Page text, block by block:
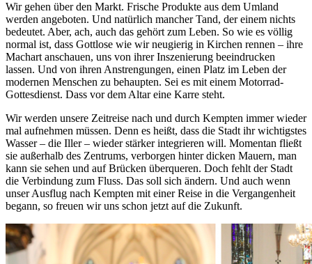
Wir gehen über den Markt. Frische Produkte aus dem Umland
werden angeboten. Und natürlich mancher Tand, der einem nichts
bedeutet. Aber, ach, auch das gehört zum Leben. So wie es völlig
normal ist, dass Gottlose wie wir neugierig in Kirchen rennen – ihre
Machart anschauen, uns von ihrer Inszenierung beeindrucken
lassen. Und von ihren Anstrengungen, einen Platz im Leben der
modernen Menschen zu behaupten. Sei es mit einem Motorrad-
Gottesdienst. Dass vor dem Altar eine Karre steht.
Wir werden unsere Zeitreise nach und durch Kempten immer wieder
mal aufnehmen müssen. Denn es heißt, dass die Stadt ihr wichtigstes
Wasser – die Iller – wieder stärker integrieren will. Momentan fließt
sie außerhalb des Zentrums, verborgen hinter dicken Mauern, man
kann sie sehen und auf Brücken überqueren. Doch fehlt der Stadt
die Verbindung zum Fluss. Das soll sich ändern. Und auch wenn
unser Ausflug nach Kempten mit einer Reise in die Vergangenheit
begann, so freuen wir uns schon jetzt auf die Zukunft.